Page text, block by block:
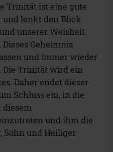
Trinität ist eine gute
und lenkt den Blick
unserer Weisheit.
Geheimnis
und immer wieder
Die Trinität wird ein
Daher endet dieser
Schluss ein, in die
und ihm die
Sohn und Heiliger